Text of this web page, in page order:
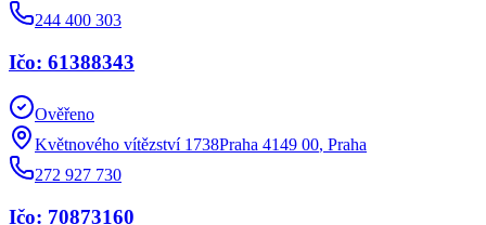
244 400 303
Ičo: 61388343
Ověřeno
Květnového vítězství 1738Praha 4149 00, Praha
272 927 730
Ičo: 70873160